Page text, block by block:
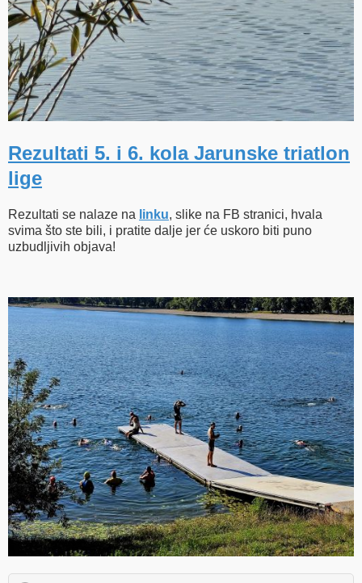
Rezultati 5. i 6. kola Jarunske triatlon
lige
Rezultati se nalaze na linku, slike na FB stranici, hvala
svima što ste bili, i pratite dalje jer će uskoro biti puno
uzbudljivih objava!